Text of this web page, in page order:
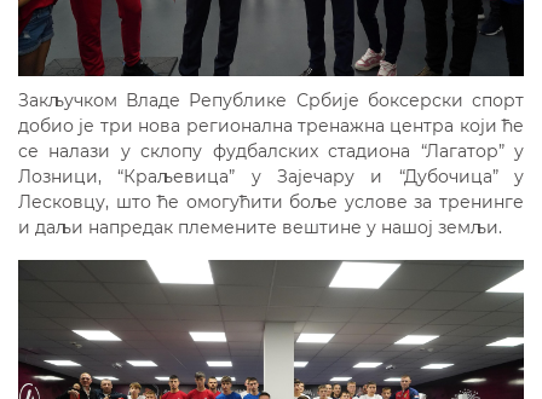
Закључком Владе Републике Србије боксерски спорт
добио је три нова регионална тренажна центра који ће
се налази у склопу фудбалских стадиона “Лагатор” у
Лозници, “Краљевица” у Зајечару и “Дубочица” у
Лесковцу, што ће омогућити боље услове за тренинге
и даљи напредак племените вештине у нашој земљи.